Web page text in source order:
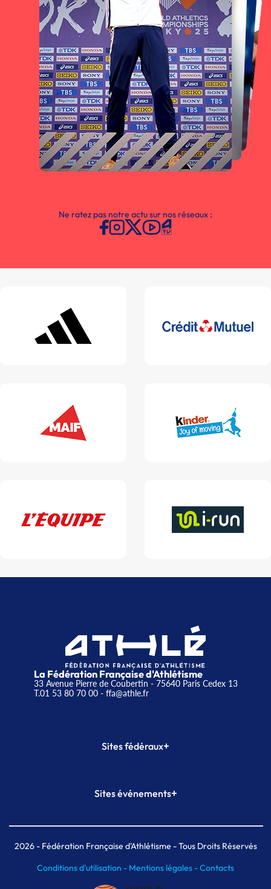
Ne ratez pas notre actu sur nos réseaux :
La Fédération Française d'Athlétisme
33 Avenue Pierre de Coubertin - 75640 Paris Cedex 13
T.01 53 80 70 00- ffa@athle.fr
Sites fédéraux+
Plateforme Formation
Sites événements+
Meeting de Paris indoor
MAIF Ekiden de Paris
2026- Fédération Française d'Athlétisme - Tous Droits Réservés
Conditions d'utilisation - Mentions légales -Contacts